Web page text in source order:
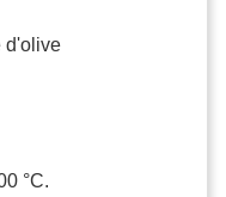
d'olive
°C.